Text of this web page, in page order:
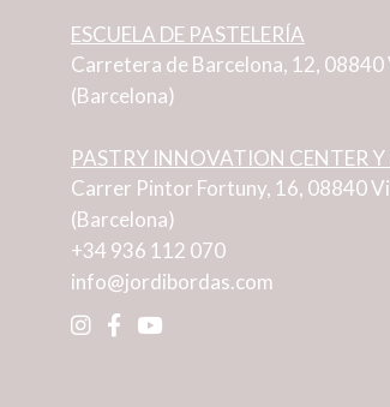
ESCUELA DE PASTELERÍA
Carretera de Barcelona, 12, 08840
(Barcelona)
PASTRY INNOVATION CENTER
Carrer Pintor Fortuny, 16, 08840
(Barcelona)
+34 936 112 070
info@jordibordas.com